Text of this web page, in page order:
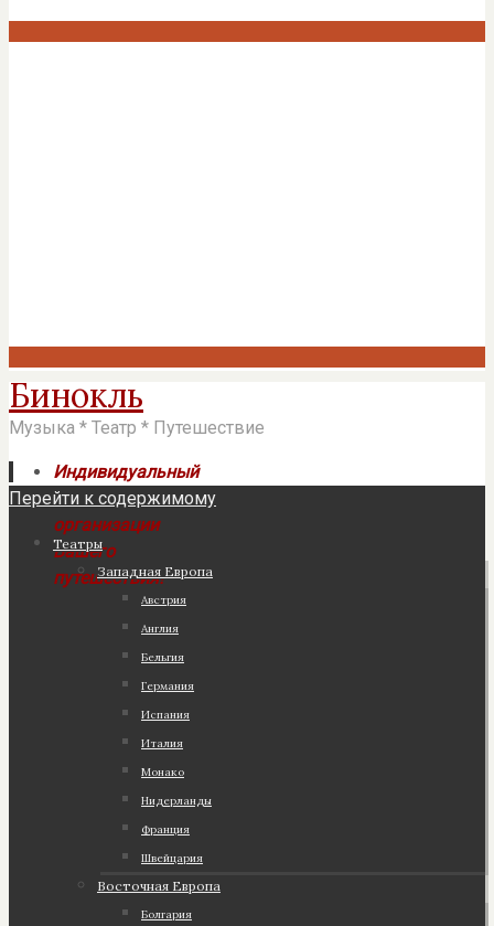
Бинокль
Музыка * Театр * Путешествие
Индивидуальный
подход к
организации
Вашего
путешествия!
Перейти к содержимому
Театры
Западная Европа
Австрия
Англия
Бельгия
Германия
Испания
Италия
Монако
Нидерланды
Франция
Швейцария
Восточная Европа
Болгария